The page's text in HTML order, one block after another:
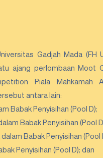
ajang perlombaan Moot
Piala Mahkamah
antara lain:
Babak Penyisihan (Pool D);
Babak Penyisihan (Pool
Babak Penyisihan (Pool
Penyisihan (Pool D); dan